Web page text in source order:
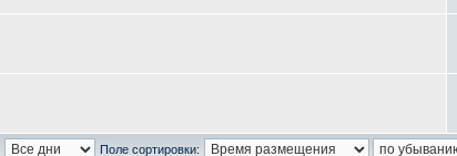
Поле сортировки: